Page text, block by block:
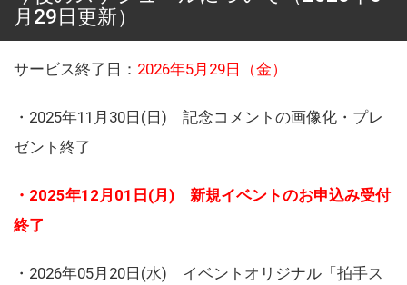
月29日更新）
サービス終了日： 2026年5月29日（金）
・2025年11月30日(日) 記念コメントの画像化・プレ
ゼント終了
・2025年12月01日(月) 新規イベントのお申込み受付
終了
・2026年05月20日(水) イベントオリジナル「拍手ス